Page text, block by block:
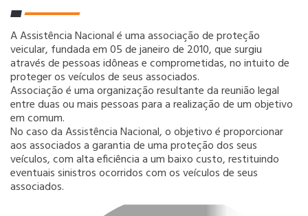
A Assistência Nacional é uma associação de proteção
veicular, fundada em 05 de janeiro de 2010, que surgiu
através de pessoas idôneas e comprometidas, no intuito de
proteger os veículos de seus associados.
Associação é uma organização resultante da reunião legal
entre duas ou mais pessoas para a realização de um objetivo
em comum.
No caso da Assistência Nacional, o objetivo é proporcionar
aos associados a garantia de uma proteção dos seus
veículos, com alta eficiência a um baixo custo, restituindo
eventuais sinistros ocorridos com os veículos de seus
associados.